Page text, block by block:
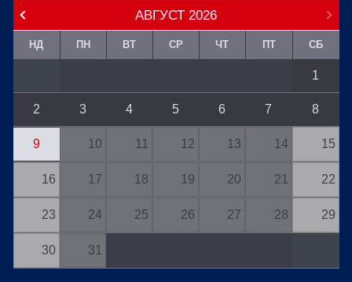
АВГУСТ 2026
НД ПН ВТ СР ЧТ ПТ СБ
1
2 3 4 5 6 7 8
9 10 11 12 13 14 15
16 17 18 19 20 21 22
23 24 25 26 27 28 29
30 31